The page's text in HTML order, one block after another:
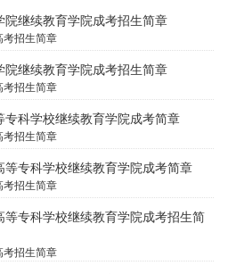
院继续教育学院成考招生简章
考招生简章
院继续教育学院成考招生简章
考招生简章
专科学校继续教育学院成考简章
考招生简章
等专科学校继续教育学院成考简章
考招生简章
等专科学校继续教育学院成考招生简
考招生简章